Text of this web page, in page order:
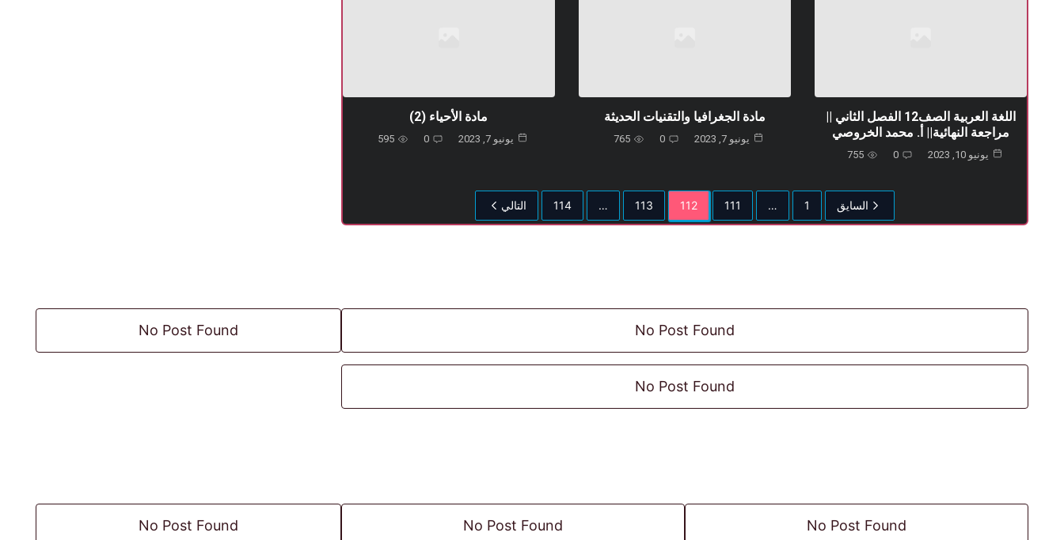
اللغة العربية الصف12 الفصل الثاني ||
مراجعة النهائية|| أ. محمد الخروصي
يونيو 10, 2023 0
755
مادة الجغرافيا والتقنيات الحديثة
يونيو 7, 2023 0
765
مادة الأحياء (2)
يونيو 7, 2023 0
595
السايق 1
…
111
112
113
…
114 التالي
No Post Found
No Post Found
No Post Found
No Post Found
No Post Found
No Post Found